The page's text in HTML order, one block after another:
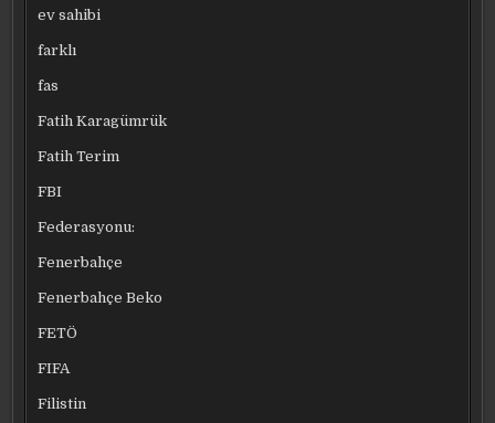
ev sahibi
farklı
fas
Fatih Karagümrük
Fatih Terim
FBI
Federasyonu:
Fenerbahçe
Fenerbahçe Beko
FETÖ
FIFA
Filistin